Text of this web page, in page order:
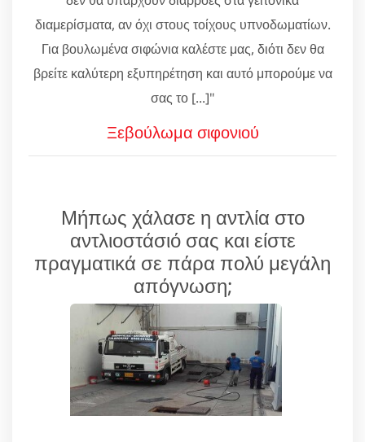
διαμερίσματα, αν όχι στους τοίχους υπνοδωματίων.
Για βουλωμένα σιφώνια καλέστε μας, διότι δεν θα
βρείτε καλύτερη εξυπηρέτηση και αυτό μπορούμε να
σας το [...]"
Ξεβούλωμα σιφονιού
Μήπως χάλασε η αντλία στο
αντλιοστάσιό σας και είστε
πραγματικά σε πάρα πολύ μεγάλη
απόγνωση;